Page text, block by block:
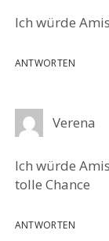
Ich würde
ANTWORTEN
Verena
Ich würde
tolle Chance
ANTWORTEN